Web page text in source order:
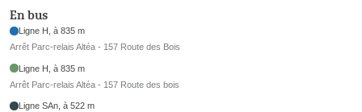
En bus
Ligne H, à 835 m
Arrêt Parc-relais Altéa - 157 Route des Bois
Ligne H, à 835 m
Arrêt Parc-relais Altéa - 157 Route des bois
Ligne SAn, à 522 m